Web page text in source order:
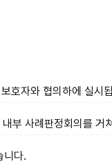
호자와 협의하에 실시
사례판정회의를 거
니다.